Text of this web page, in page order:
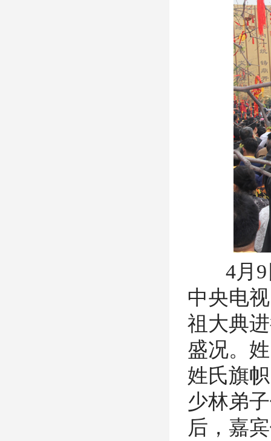
4月9
中央电
祖大典
盛况。
姓氏旗
少林弟
后，嘉